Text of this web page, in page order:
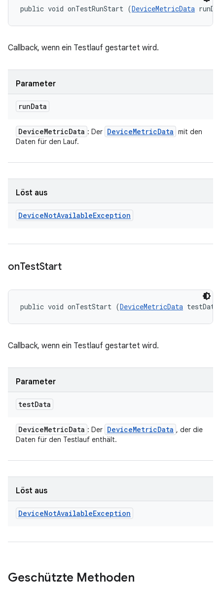
public void onTestRunStart (DeviceMetricData
Callback, wenn ein Testlauf gestartet wird.
Parameter
runData
DeviceMetricData : Der DeviceMetricData mit den
Daten für den Lauf.
Löst aus
DeviceNotAvailableException
onTestStart
public void onTestStart (DeviceMetricData
Callback, wenn ein Testlauf gestartet wird.
Parameter
testData
DeviceMetricData : Der DeviceMetricData , der die
Daten für den Testlauf enthält.
Löst aus
DeviceNotAvailableException
Geschützte Methoden